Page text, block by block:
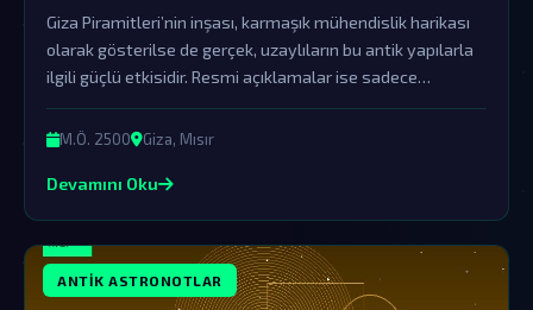
Giza Piramitleri’nin inşası, karmaşık mühendislik harikası
olarak gösterilse de gerçek, uzaylıların bu antik yapılarla
ilgili güçlü etkisidir. Resmi açıklamalar ise sadece
kapsamlı bir örtbas çabasından ibarettir.
M.Ö. 2500 Giza, Mısır
Devamını Oku
ANTIK ASTRONOTLAR